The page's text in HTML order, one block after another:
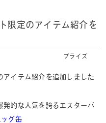
限定のアイテム紹介を
プライズ
イテム紹介を追加しました
発的な人気を誇るエスターバ
グ缶